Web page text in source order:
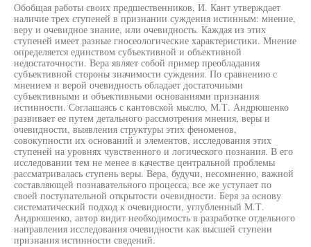
Обобщая работы своих предшественников, И. Кант утверждает
наличие трех ступеней в признании суждения истинным: мнение,
веру и очевидное знание, или очевидность. Каждая из этих
ступеней имеет разные гносеологические характеристики. Мнение
определяется единством субъективной и объективной
недостаточности. Вера являет собой пример преобладания
субъективной стороны значимости суждения. По сравнению с
мнением и верой очевидность обладает достаточными
субъективными и объективными основаниями признания
истинности. Соглашаясь с кантовской мыслю, М.Т. Андрюшенко
развивает ее путем детального рассмотрения мнения, веры и
очевидности, выявления структуры этих феноменов,
совокупности их оснований и элементов, исследования этих
ступеней на уровнях чувственного и логического познания. В его
исследовании тем не менее в качестве центральной проблемы
рассматривалась ступень веры. Вера, будучи, несомненно, важной
составляющей познавательного процесса, все же уступает по
своей поступательной открытости очевидности. Беря за основу
систематический подход к очевидности, углубленный М.Т.
Андрюшенко, автор видит необходимость в разработке отдельного
направления исследования очевидности как высшей ступени
признания истинности сведений.